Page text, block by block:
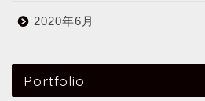
2020年6月
Portfolio